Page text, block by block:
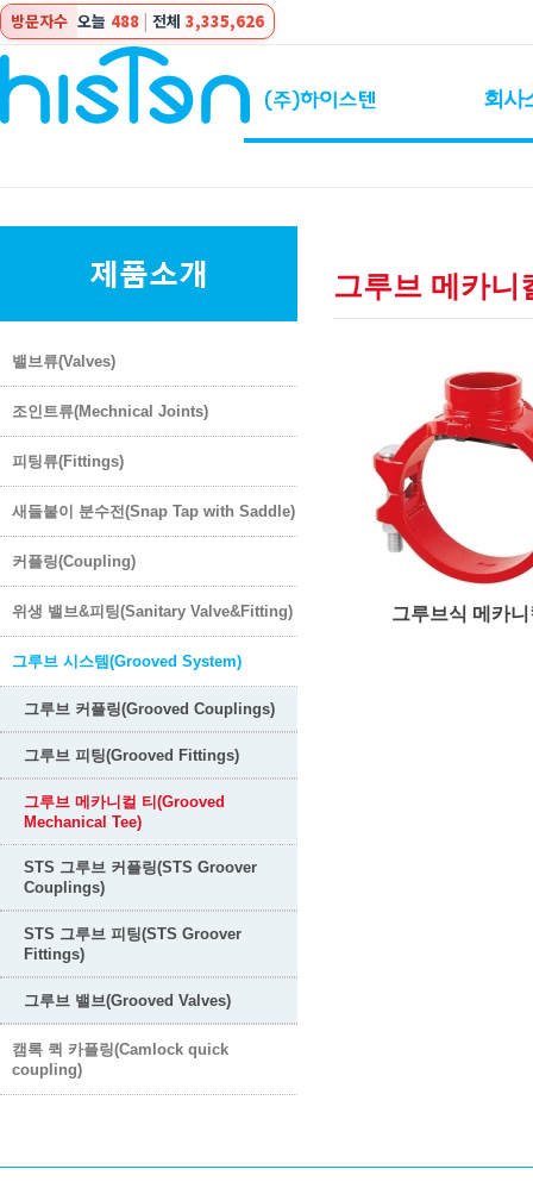
방문자수 오늘 488 | 전체 3,335,626
회사
밸브류(Valves)
조인트류(Mechnical Joints)
피팅류(Fittings)
새들붙이 분수전(Snap Tap with Saddle)
커플링(Coupling)
위생 밸브&피팅(Sanitary Valve&Fitting)
그루브 시스템(Grooved System)
그루브 커플링(Grooved Couplings)
그루브 피팅(Grooved Fittings)
그루브 메카니컬 티(Grooved
Mechanical Tee)
STS 그루브 커플링(STS Groover
Couplings)
STS 그루브 피팅(STS Groover
Fittings)
그루브 밸브(Grooved Valves)
캠록 퀵 카플링(Camlock quick
coupling)
그루브 메카
그루브식 메카